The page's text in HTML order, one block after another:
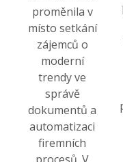
proměnila v
místo setkání
zájemců o
moderní
trendy ve
správě
dokumentů a
automatizaci
firemních